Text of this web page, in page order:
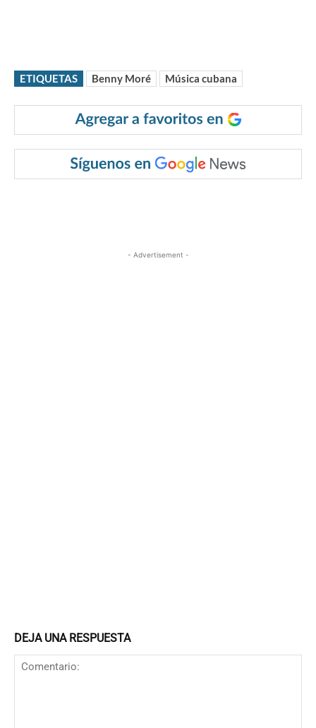
ETIQUETAS Benny Moré Música cubana
- Advertisement -
DEJA UNA RESPUESTA